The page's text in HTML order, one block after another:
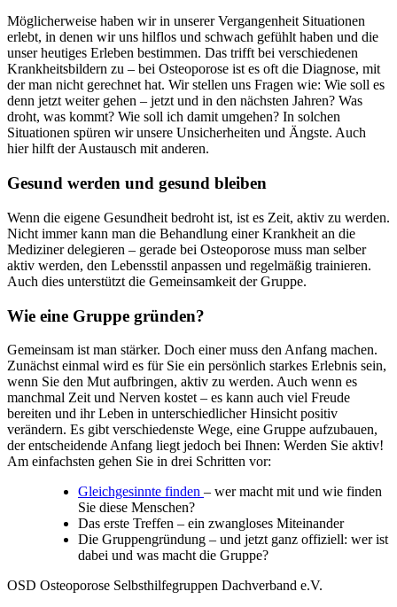
Möglicherweise haben wir in unserer Vergangenheit Situationen
erlebt, in denen wir uns hilflos und schwach gefühlt haben und die
unser heutiges Erleben bestimmen. Das trifft bei verschiedenen
Krankheitsbildern zu – bei Osteoporose ist es oft die Diagnose, mit
der man nicht gerechnet hat. Wir stellen uns Fragen wie: Wie soll es
denn jetzt weiter gehen – jetzt und in den nächsten Jahren? Was
droht, was kommt? Wie soll ich damit umgehen? In solchen
Situationen spüren wir unsere Unsicherheiten und Ängste. Auch
hier hilft der Austausch mit anderen.
Gesund werden und gesund bleiben
Wenn die eigene Gesundheit bedroht ist, ist es Zeit, aktiv zu werden.
Nicht immer kann man die Behandlung einer Krankheit an die
Mediziner delegieren – gerade bei Osteoporose muss man selber
aktiv werden, den Lebensstil anpassen und regelmäßig trainieren.
Auch dies unterstützt die Gemeinsamkeit der Gruppe.
Wie eine Gruppe gründen?
Gemeinsam ist man stärker. Doch einer muss den Anfang machen.
Zunächst einmal wird es für Sie ein persönlich starkes Erlebnis sein,
wenn Sie den Mut aufbringen, aktiv zu werden. Auch wenn es
manchmal Zeit und Nerven kostet – es kann auch viel Freude
bereiten und ihr Leben in unterschiedlicher Hinsicht positiv
verändern. Es gibt verschiedenste Wege, eine Gruppe aufzubauen,
der entscheidende Anfang liegt jedoch bei Ihnen: Werden Sie aktiv!
Am einfachsten gehen Sie in drei Schritten vor:
Gleichgesinnte finden – wer macht mit und wie finden
Sie diese Menschen?
Das erste Treffen – ein zwangloses Miteinander
Die Gruppengründung – und jetzt ganz offiziell: wer ist
dabei und was macht die Gruppe?
OSD Osteoporose Selbsthilfegruppen Dachverband e.V.